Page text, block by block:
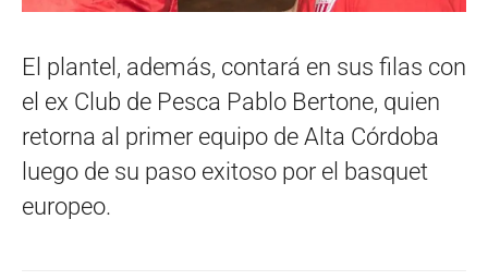
El plantel, además, contará en sus filas con
el ex Club de Pesca Pablo Bertone, quien
retorna al primer equipo de Alta Córdoba
luego de su paso exitoso por el basquet
europeo.